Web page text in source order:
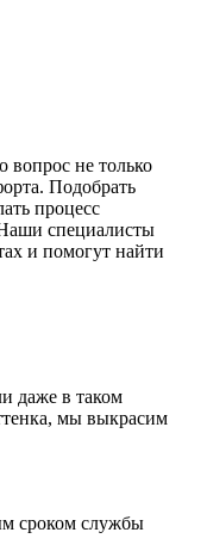
вопрос не только
Подобрать
процесс
специалисты
и помогут найти
даже в таком
мы выкрасим
сроком службы